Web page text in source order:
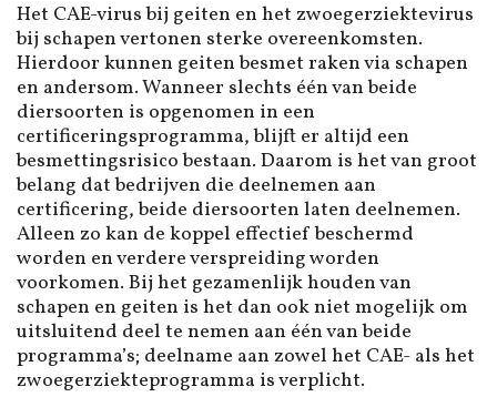
Het CAE-virus bij geiten en het zwoegerziektevirus
bij schapen vertonen sterke overeenkomsten.
Hierdoor kunnen geiten besmet raken via schapen
en andersom. Wanneer slechts één van beide
diersoorten is opgenomen in een
certificeringsprogramma, blijft er altijd een
besmettingsrisico bestaan. Daarom is het van groot
belang dat bedrijven die deelnemen aan
certificering, beide diersoorten laten deelnemen.
Alleen zo kan de koppel effectief beschermd
worden en verdere verspreiding worden
voorkomen. Bij het gezamenlijk houden van
schapen en geiten is het dan ook niet mogelijk om
uitsluitend deel te nemen aan één van beide
programma’s; deelname aan zowel het CAE- als het
zwoegerziekteprogramma is verplicht.